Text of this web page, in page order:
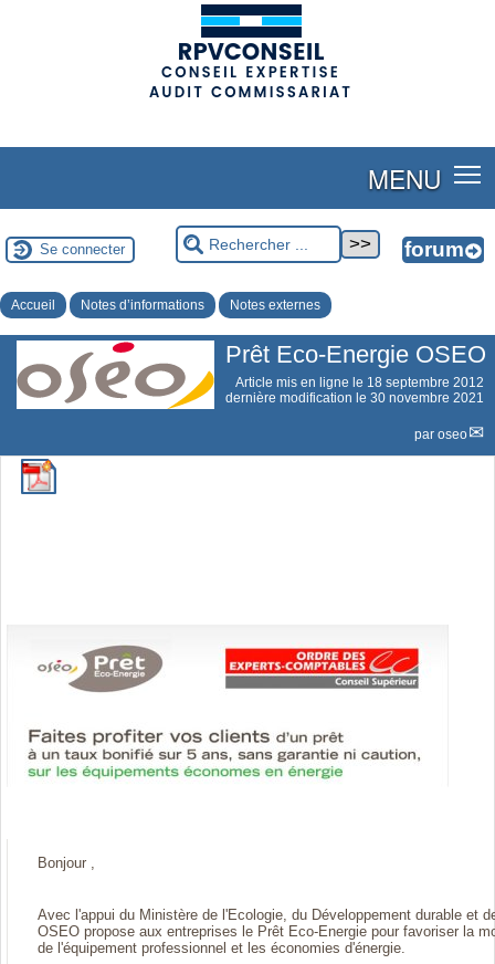
MENU
Se connecter
Accueil Notes d’informations Notes externes
Prêt Eco-Energie OSEO
Article mis en ligne le 18 septembre 2012
dernière modification le 30 novembre 2021
par oseo
Bonjour ,
Avec l'appui du Ministère de l'Ecologie, du Développement durable et
OSEO propose aux entreprises le Prêt Eco-Energie pour favoriser la
de l'équipement professionnel et les économies d'énergie.